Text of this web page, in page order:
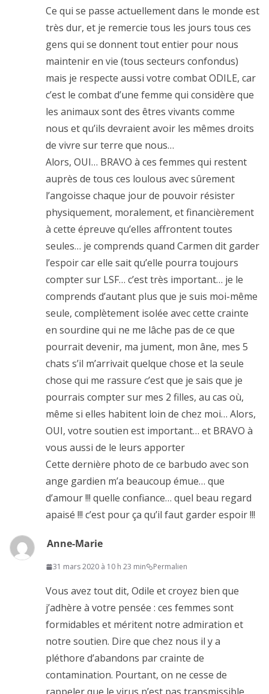
Ce qui se passe actuellement dans le monde est
très dur, et je remercie tous les jours tous ces
gens qui se donnent tout entier pour nous
maintenir en vie (tous secteurs confondus)
mais je respecte aussi votre combat ODILE, car
c’est le combat d’une femme qui considère que
les animaux sont des êtres vivants comme
nous et qu’ils devraient avoir les mêmes droits
de vivre sur terre que nous…
Alors, OUI… BRAVO à ces femmes qui restent
auprès de tous ces loulous avec sûrement
l’angoisse chaque jour de pouvoir résister
physiquement, moralement, et financièrement
à cette épreuve qu’elles affrontent toutes
seules… je comprends quand Carmen dit garder
l’espoir car elle sait qu’elle pourra toujours
compter sur LSF… c’est très important… je le
comprends d’autant plus que je suis moi-même
seule, complètement isolée avec cette crainte
en sourdine qui ne me lâche pas de ce que
pourrait devenir, ma jument, mon âne, mes 5
chats s’il m’arrivait quelque chose et la seule
chose qui me rassure c’est que je sais que je
pourrais compter sur mes 2 filles, au cas où,
même si elles habitent loin de chez moi… Alors,
OUI, votre soutien est important… et BRAVO à
vous aussi de le leurs apporter
Cette dernière photo de ce barbudo avec son
ange gardien m’a beaucoup émue… que
d’amour !!! quelle confiance… quel beau regard
apaisé !!! c’est pour ça qu’il faut garder espoir !!!
Anne-Marie
31 mars 2020 à 10 h 23 min Permalien
Vous avez tout dit, Odile et croyez bien que
j’adhère à votre pensée : ces femmes sont
formidables et méritent notre admiration et
notre soutien. Dire que chez nous il y a
pléthore d’abandons par crainte de
contamination. Pourtant, on ne cesse de